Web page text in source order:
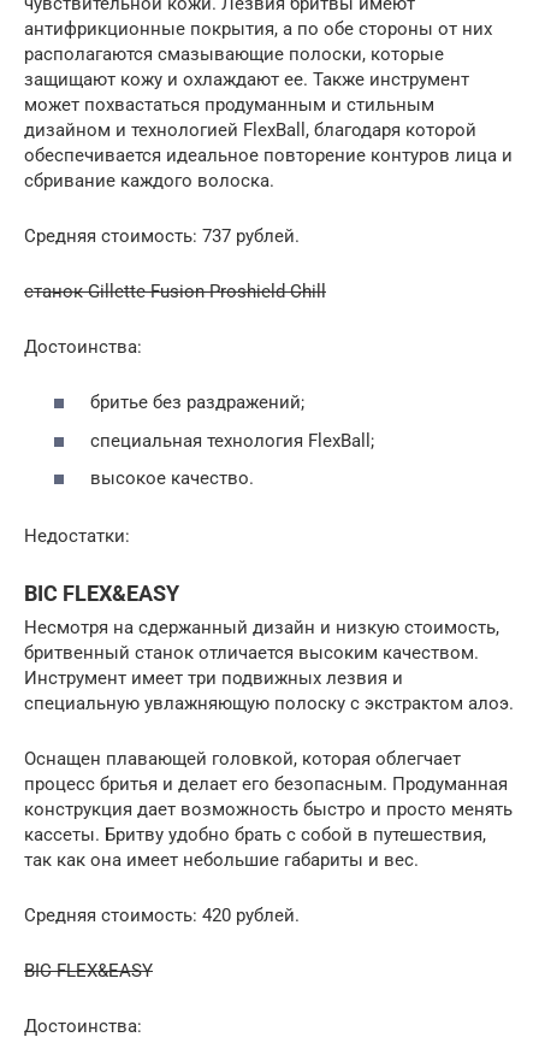
антифрикционные покрытия, а по обе стороны от них
располагаются смазывающие полоски, которые
защищают кожу и охлаждают ее. Также инструмент
может похвастаться продуманным и стильным
дизайном и технологией FlexBall, благодаря которой
обеспечивается идеальное повторение контуров лица и
сбривание каждого волоска.
Средняя стоимость: 737 рублей.
станок Gillette Fusion Proshield Chill
Достоинства:
бритье без раздражений;
специальная технология FlexBall;
высокое качество.
Недостатки:
BIC FLEX&EASY
Несмотря на сдержанный дизайн и низкую стоимость,
бритвенный станок отличается высоким качеством.
Инструмент имеет три подвижных лезвия и
специальную увлажняющую полоску с экстрактом алоэ.
Оснащен плавающей головкой, которая облегчает
процесс бритья и делает его безопасным. Продуманная
конструкция дает возможность быстро и просто менять
кассеты. Бритву удобно брать с собой в путешествия,
так как она имеет небольшие габариты и вес.
Средняя стоимость: 420 рублей.
BIC FLEX&EASY
Достоинства: